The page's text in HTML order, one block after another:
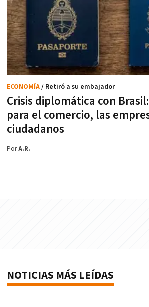
Crisis diplomática con
para el comercio, las
ciudadanos
ECONOMÍA/ Retiró a su embajador
PorA.R.
NOTICIAS MÁS LEÍDAS